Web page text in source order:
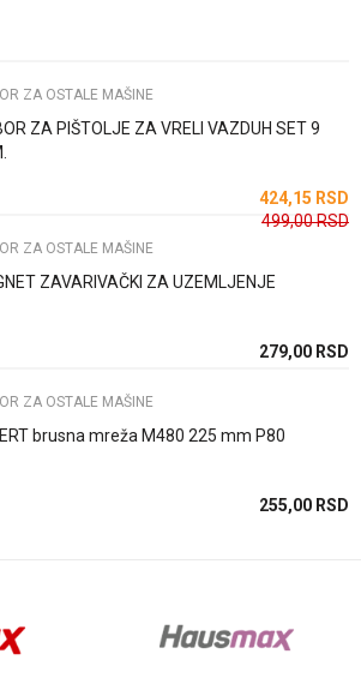
koliko je 9 - 4 :
ZA OSTALE MAŠINE
ZA PIŠTOLJE ZA VRELI VAZDUH SET 9
424,15 RSD
499,00RSD
ZA OSTALE MAŠINE
ZAVARIVAČKI ZA UZEMLJENJE
279,00 RSD
ZA OSTALE MAŠINE
brusna mreža M480 225 mm P80
255,00 RSD